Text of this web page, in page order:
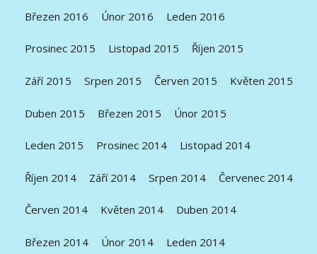
Březen 2016 Únor 2016 Leden 2016
Prosinec 2015 Listopad 2015 Říjen 2015
Září 2015 Srpen 2015 Červen 2015 Květen 2015
Duben 2015 Březen 2015 Únor 2015
Leden 2015 Prosinec 2014 Listopad 2014
Říjen 2014 Září 2014 Srpen 2014 Červenec 2014
Červen 2014 Květen 2014 Duben 2014
Březen 2014 Únor 2014 Leden 2014